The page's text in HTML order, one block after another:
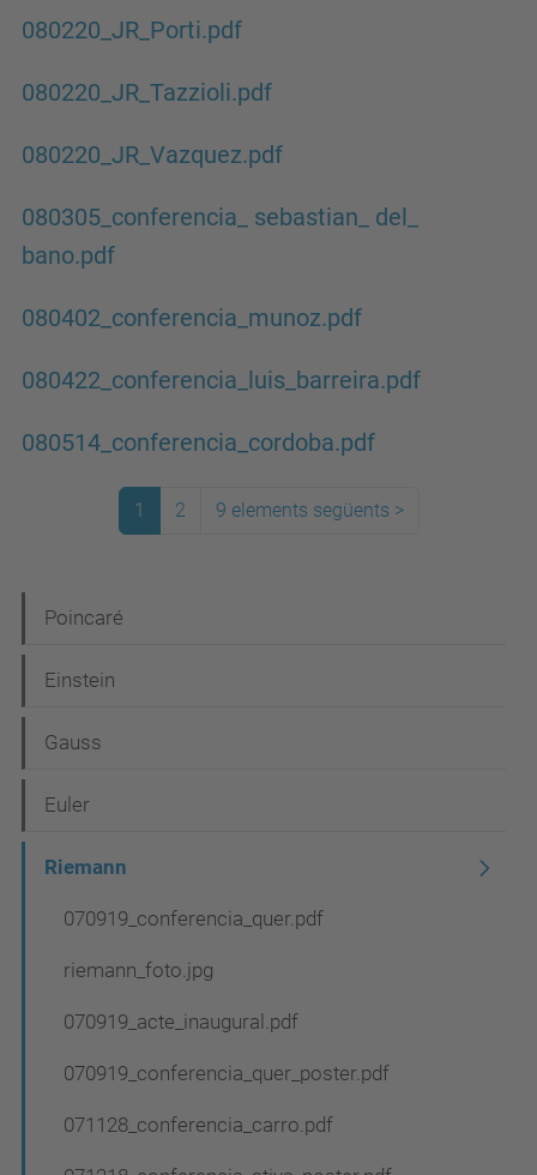
080220_JR_Porti.pdf
080220_JR_Tazzioli.pdf
080220_JR_Vazquez.pdf
080305_conferencia_ sebastian_ del_
bano.pdf
080402_conferencia_munoz.pdf
080422_conferencia_luis_barreira.pdf
080514_conferencia_cordoba.pdf
1 2 9 elements següents >
a
v
g
a
Poincaré
Einstein
Gauss
Euler
Riemann
070919_conferencia_quer.pdf
riemann_foto.jpg
070919_acte_inaugural.pdf
070919_conferencia_quer_poster.pdf
071128_conferencia_carro.pdf